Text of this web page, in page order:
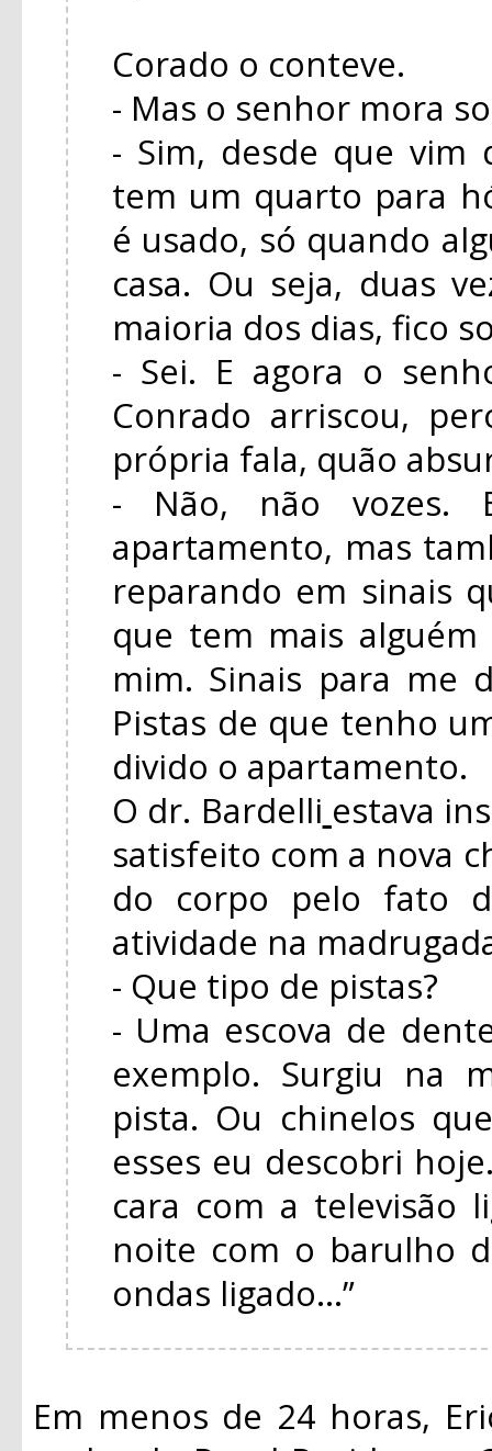
Corado o conteve.
- Mas o senhor mora
- Sim, desde que vim
tem um quarto para
é usado, só quando
casa. Ou seja, duas
maioria dos dias, fico
- Sei. E agora o
Conrado arriscou,
própria fala, quão
- Não, não vozes.
apartamento, mas
reparando em sinais
que tem mais
mim. Sinais para me
Pistas de que tenho
divido o apartamento.
O dr. Bardelli estava
satisfeito com a nova
do corpo pelo fato
atividade na
- Que tipo de pistas?
- Uma escova de
exemplo. Surgiu na
pista. Ou chinelos
esses eu descobri
cara com a televisão
noite com o barulho
ondas ligado...”
Em menos de 24 horas,